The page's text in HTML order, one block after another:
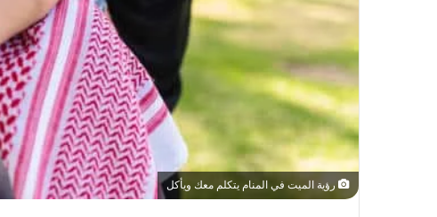
رؤية الميت في المنام يتكلم معك ويأكل